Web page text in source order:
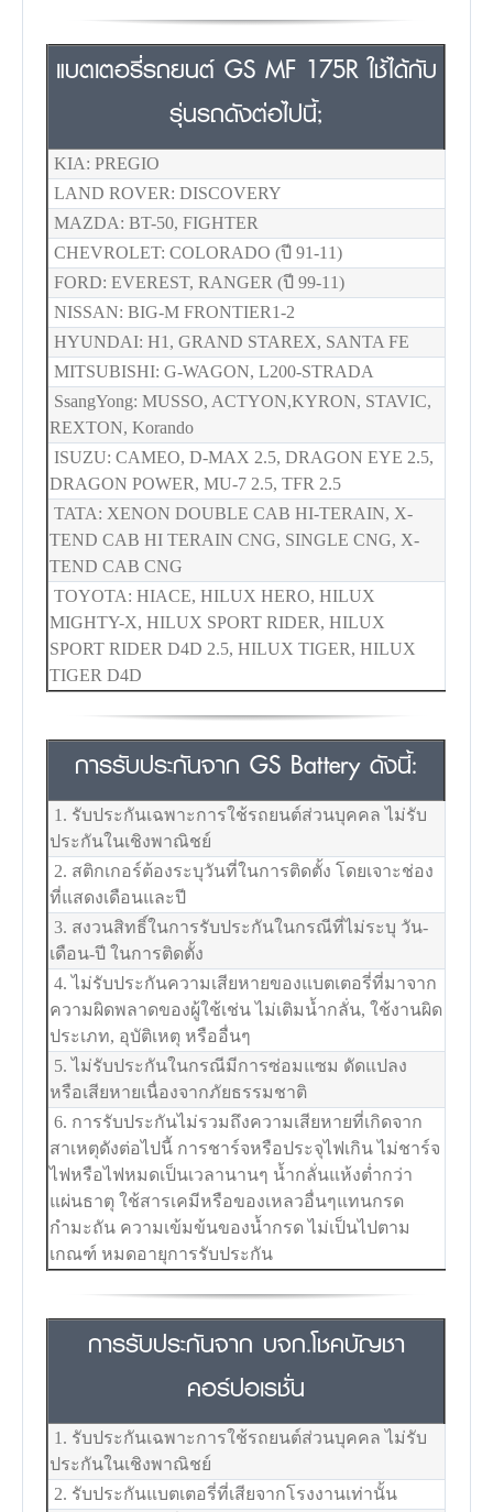
แบตเตอรี่รถยนต์ GS MF 175R ใช้ได้กับ
รุ่นรถดังต่อไปนี้;
KIA: PREGIO
LAND ROVER: DISCOVERY
MAZDA: BT-50, FIGHTER
CHEVROLET: COLORADO (ปี 91-11)
FORD: EVEREST, RANGER (ปี 99-11)
NISSAN: BIG-M FRONTIER1-2
HYUNDAI: H1, GRAND STAREX, SANTA FE
MITSUBISHI: G-WAGON, L200-STRADA
SsangYong: MUSSO, ACTYON,KYRON, STAVIC,
REXTON, Korando
ISUZU: CAMEO, D-MAX 2.5, DRAGON EYE 2.5,
DRAGON POWER, MU-7 2.5, TFR 2.5
TATA: XENON DOUBLE CAB HI-TERAIN, X-
TEND CAB HI TERAIN CNG, SINGLE CNG, X-
TEND CAB CNG
TOYOTA: HIACE, HILUX HERO, HILUX
MIGHTY-X, HILUX SPORT RIDER, HILUX
SPORT RIDER D4D 2.5, HILUX TIGER, HILUX
TIGER D4D
การรับประกันจาก GS Battery ดังนี้:
1. รับประกันเฉพาะการใช้รถยนต์ส่วนบุคคล ไม่รับ
ประกันในเชิงพาณิชย์
2. สติกเกอร์ต้องระบุวันที่ในการติดตั้ง โดยเจาะช่อง
ที่แสดงเดือนและปี
3. สงวนสิทธิ์ในการรับประกันในกรณีที่ไม่ระบุ วัน-
เดือน-ปี ในการติดตั้ง
4. ไม่รับประกันความเสียหายของแบตเตอรี่ที่มาจาก
ความผิดพลาดของผู้ใช้เช่น ไม่เติมน้ำกลั่น, ใช้งานผิด
ประเภท, อุบัติเหตุ หรืออื่นๆ
5. ไม่รับประกันในกรณีมีการซ่อมแซม ดัดแปลง
หรือเสียหายเนื่องจากภัยธรรมชาติ
6. การรับประกันไม่รวมถึงความเสียหายที่เกิดจาก
สาเหตุดังต่อไปนี้ การชาร์จหรือประจุไฟเกิน ไม่ชาร์จ
ไฟหรือไฟหมดเป็นเวลานานๆ น้ำกลั่นแห้งต่ำกว่า
แผ่นธาตุ ใช้สารเคมีหรือของเหลวอื่นๆแทนกรด
กำมะถัน ความเข้มข้นของน้ำกรด ไม่เป็นไปตาม
เกณฑ์ หมดอายุการรับประกัน
การรับประกันจาก บจก.โชคบัญชา
คอร์ปอเรชั่น
1. รับประกันเฉพาะการใช้รถยนต์ส่วนบุคคล ไม่รับ
ประกันในเชิงพาณิชย์
2. รับประกันแบตเตอรี่ที่เสียจากโรงงานเท่านั้น